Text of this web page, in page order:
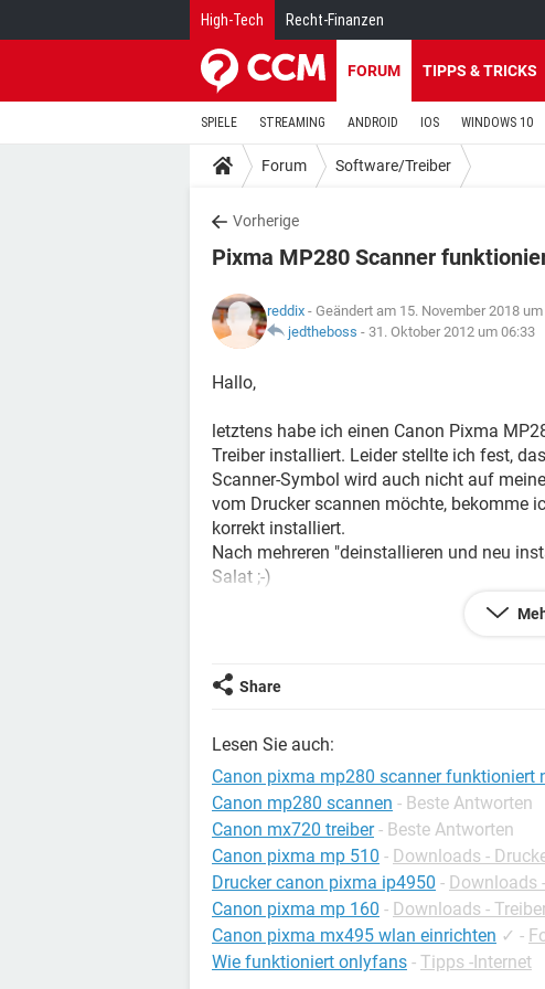
High-Tech Recht-Finanzen
FORUM TIPPS & TRICKS
SPIELE STREAMING ANDROID IOS WINDOWS 10
Forum Software/Treiber
Vorherige
Pixma MP280 Scanner
reddix - Geändert am 15. November 2018
jedtheboss - 31. Oktober 2012 um 06:33
Hallo,
letztens habe ich einen Canon Pixma
Treiber installiert. Leider stellte ich fest,
Scanner-Symbol wird auch nicht auf
vom Drucker scannen möchte, bekomme
korrekt installiert.
Nach mehreren "deinstallieren und neu
Salat ;-)
Share
Lesen Sie auch:
Canon pixma mp280 scanner funktioniert
Canon mp280 scannen - Beste Antworten
Canon mx720 treiber - Beste Antworten
Canon pixma mp 510 - Downloads -
Drucker canon pixma ip4950 - Downloads
Canon pixma mp 160 - Downloads -
Canon pixma mx495 wlan einrichten ✓ -
Wie funktioniert onlyfans - Tipps -Internet